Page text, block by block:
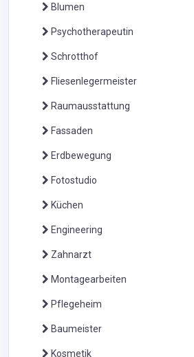
Blumen
Psychotherapeutin
Schrotthof
Fliesenlegermeister
Raumausstattung
Fassaden
Erdbewegung
Fotostudio
Küchen
Engineering
Zahnarzt
Montagearbeiten
Pflegeheim
Baumeister
Kosmetik